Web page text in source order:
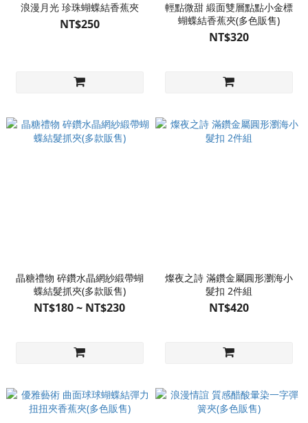
浪漫月光 珍珠蝴蝶結香蕉夾
NT$250
輕點微甜 緞面雙層點點小金標
蝴蝶結香蕉夾(多色販售)
NT$320
晶糖禮物 碎鑽水晶網紗緞帶蝴
蝶結髮抓夾(多款販售)
NT$180 ~ NT$230
燦夜之詩 滿鑽金屬圓形瀏海小
髮扣 2件組
NT$420